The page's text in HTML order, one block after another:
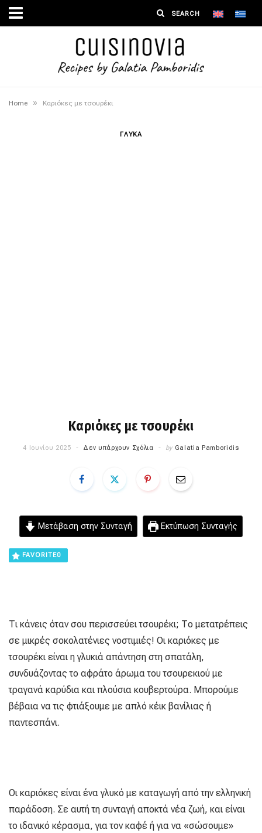
Home » Καριόκες με τσουρέκι
ΓΛΥΚΑ
Καριόκες με τσουρέκι
4 Ιουνίου 2025 Δεν υπάρχουν Σχόλια by Galatia Pamboridis
Μετάβαση στην Συνταγή Εκτύπωση Συνταγής
FAVORITE0
Τι κάνεις όταν σου περισσεύει τσουρέκι; Το μετατρέπεις
σε μικρές σοκολατένιες νοστιμιές! Οι καριόκες με
τσουρέκι είναι η γλυκιά απάντηση στη σπατάλη,
συνδυάζοντας το αφράτο άρωμα του τσουρεκιού με
τραγανά καρύδια και πλούσια κουβερτούρα. Μπορούμε
βέβαια να τις φτιάξουμε με απλό κέικ βανίλιας ή
παντεσπάνι.
Οι καριόκες είναι ένα γλυκό με καταγωγή από την ελληνική
παράδοση. Σε αυτή τη συνταγή αποκτά νέα ζωή, και είναι
το ιδανικό κέρασμα, για τον καφέ ή για να «σώσουμε»